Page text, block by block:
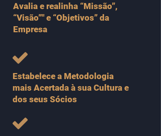
Avalia e realinha “Missão”,
“Visão”" e “Objetivos” da
Empresa
Estabelece a Metodologia
mais Acertada à sua Cultura e
dos seus Sócios